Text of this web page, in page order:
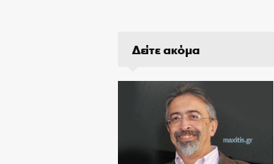
Δείτε ακόμα